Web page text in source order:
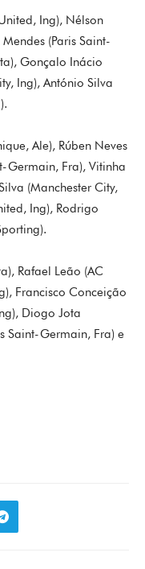
Ing), Nélson
(Paris Saint-
Gonçalo Inácio
Ing), António Silva
Ale), Rúben Neves
Germain, Fra), Vitinha
(Manchester City,
Ing), Rodrigo
Rafael Leão (AC
Francisco Conceição
Diogo Jota
Saint-Germain, Fra) e